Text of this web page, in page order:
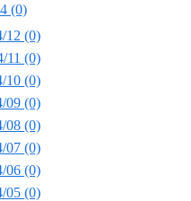
(0)
12 (0)
11 (0)
10 (0)
09 (0)
08 (0)
07 (0)
06 (0)
05 (0)